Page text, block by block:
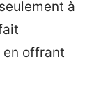
à
offrant